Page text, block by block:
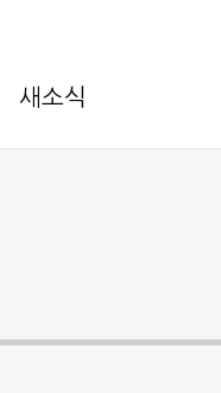
새소식